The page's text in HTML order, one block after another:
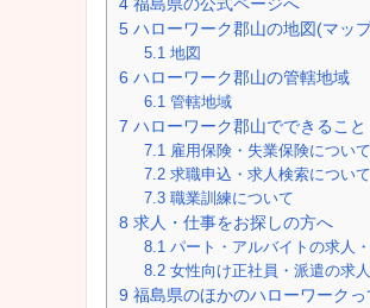
5 ハローワーク郡山の地図(マッ
5.1 地図
6 ハローワーク郡山の管轄地域
6.1 管轄地域
7 ハローワーク郡山でできること
7.1 雇用保険・失業保険について
7.2 求職申込・求人検索について
7.3 職業訓練について
8 求人・仕事をお探しの方へ
8.1 パート・アルバイトの求人
8.2 女性向け正社員・派遣の求
9 福島県のほかのハローワークっ